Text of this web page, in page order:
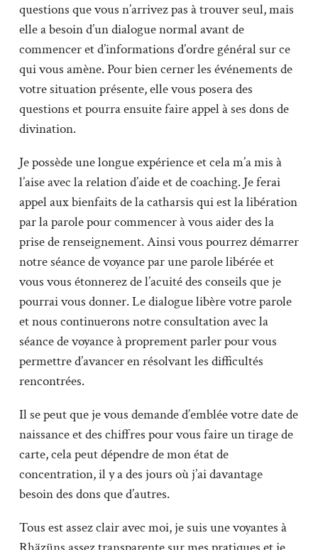
questions que vous n’arrivez pas à trouver seul, mais
elle a besoin d’un dialogue normal avant de
commencer et d’informations d’ordre général sur ce
qui vous amène. Pour bien cerner les événements de
votre situation présente, elle vous posera des
questions et pourra ensuite faire appel à ses dons de
divination.
Je possède une longue expérience et cela m’a mis à
l’aise avec la relation d’aide et de coaching. Je ferai
appel aux bienfaits de la catharsis qui est la libération
par la parole pour commencer à vous aider des la
prise de renseignement. Ainsi vous pourrez démarrer
notre séance de voyance par une parole libérée et
vous vous étonnerez de l’acuité des conseils que je
pourrai vous donner. Le dialogue libère votre parole
et nous continuerons notre consultation avec la
séance de voyance à proprement parler pour vous
permettre d’avancer en résolvant les difficultés
rencontrées.
Il se peut que je vous demande d’emblée votre date de
naissance et des chiffres pour vous faire un tirage de
carte, cela peut dépendre de mon état de
concentration, il y a des jours où j’ai davantage
besoin des dons que d’autres.
Tous est assez clair avec moi, je suis une voyantes à